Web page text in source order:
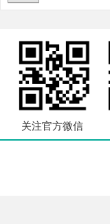
关注官方微信